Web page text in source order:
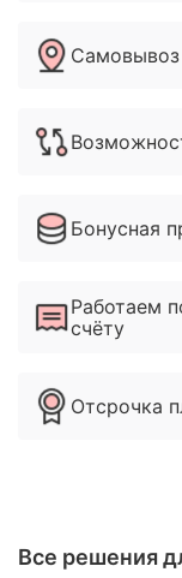
Самовывоз
Бонусная
Работаем
счёту
Отсрочка
Все решения